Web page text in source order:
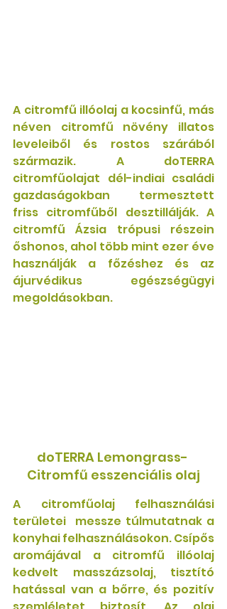
A citromfű illóolaj a kocsinfű, más
néven citromfű növény illatos
leveleiből és rostos szárából
származik. A doTERRA
citromfűolajat dél-indiai családi
gazdaságokban termesztett
friss citromfűből desztillálják. A
citromfű Ázsia trópusi részein
őshonos, ahol több mint ezer éve
használják a főzéshez és az
ájurvédikus egészségügyi
megoldásokban.
doTERRA Lemongrass-
Citromfű esszenciális olaj
A citromfűolaj felhasználási
területei  messze túlmutatnak a
konyhai felhasználásokon. Csípős
aromájával a citromfű illóolaj
kedvelt masszázsolaj, tisztító
hatással van a bőrre, és pozitív